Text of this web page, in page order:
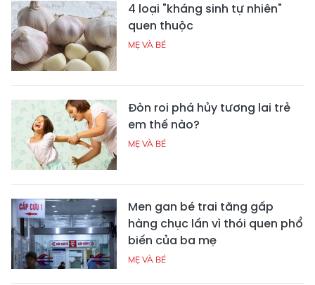
4 loại "kháng sinh tự nhiên"
quen thuộc
MẸ VÀ BÉ
Đòn roi phá hủy tương lai trẻ
em thế nào?
MẸ VÀ BÉ
Men gan bé trai tăng gấp
hàng chục lần vì thói quen phổ
biến của ba mẹ
MẸ VÀ BÉ